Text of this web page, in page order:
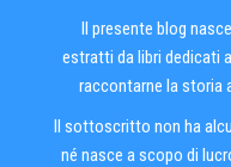
Il presente blog
estratti da libri dedicati
raccontarne la storia
Il sottoscritto non ha
né nasce a scopo di